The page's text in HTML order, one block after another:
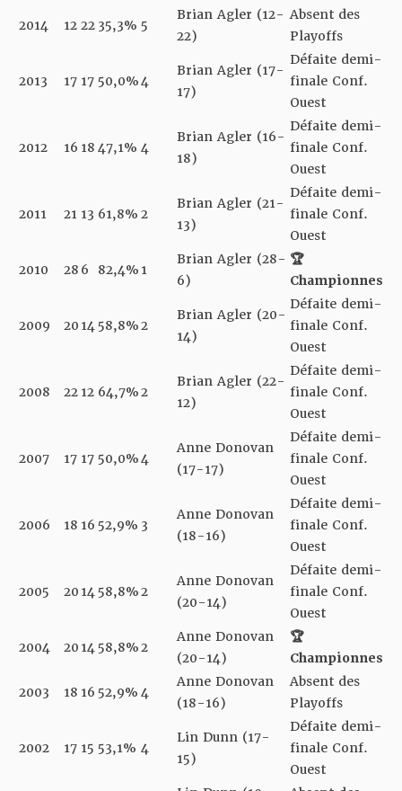
2014 12 22 35,3% 5
Brian Agler (12-
22)
Absent des
Playoffs
2013 17 17 50,0%4
Brian Agler (17-
17)
Défaite demi-
finale Conf.
Ouest
2012 16 18 47,1% 4
Brian Agler (16-
18)
Défaite demi-
finale Conf.
Ouest
2011 21 13 61,8% 2
Brian Agler (21-
13)
Défaite demi-
finale Conf.
Ouest
2010 28 6 82,4% 1
Brian Agler (28-
6)
🏆
Championnes
2009 20 14 58,8%2
Brian Agler (20-
14)
Défaite demi-
finale Conf.
Ouest
2008 22 12 64,7%2
Brian Agler (22-
12)
Défaite demi-
finale Conf.
Ouest
2007 17 17 50,0%4
Anne Donovan
(17-17)
Défaite demi-
finale Conf.
Ouest
2006 18 16 52,9% 3
Anne Donovan
(18-16)
Défaite demi-
finale Conf.
Ouest
2005 20 14 58,8%2
Anne Donovan
(20-14)
Défaite demi-
finale Conf.
Ouest
2004 20 14 58,8%2
Anne Donovan
(20-14)
🏆
Championnes
2003 18 16 52,9% 4
Anne Donovan
(18-16)
Absent des
Playoffs
2002 17 15 53,1% 4
Lin Dunn (17-
15)
Défaite demi-
finale Conf.
Ouest